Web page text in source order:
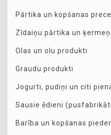
Pārtika un kopšanas
Zīdaiņu pārtika un
Olas un olu produkti
Graudu produkti
Jogurti, pudiņi un citi
Sausie ēdieni
Barība un kopšanas